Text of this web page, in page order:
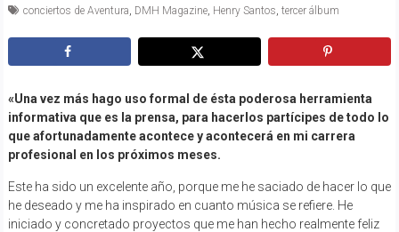
conciertos de Aventura, DMH Magazine, Henry Santos, tercer álbum
«Una vez más hago uso formal de ésta poderosa herramienta
informativa que es la prensa, para hacerlos partícipes de todo lo
que afortunadamente acontece y acontecerá en mi carrera
profesional en los próximos meses.
Este ha sido un excelente año, porque me he saciado de hacer lo que
he deseado y me ha inspirado en cuanto música se refiere. He
iniciado y concretado proyectos que me han hecho realmente feliz